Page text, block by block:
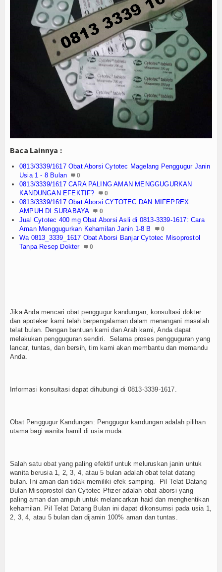
Baca Lainnya :
0813/3339/1617 Obat Aborsi Cytotec Magelang Penggugur Janin
Usia 1 - 8 Bulan
0
0813/3339/1617 CARA PALING AMAN MENGGUGURKAN
KANDUNGAN EFEKTIF?
0
0813/3339/1617 Obat Aborsi CYTOTEC DAN MIFEPREX
AMPUH DI SURABAYA
0
Jual Cytotec 400 mg Obat Aborsi Asli di 0813-3339-1617: Cara
Aman Menggugurkan Kehamilan Janin 1-8 B
0
Wa 0813_3339_1617 Obat Aborsi Banjar Cytotec Misoprostol
Tanpa Resep Dokter
0
Jika Anda mencari obat penggugur kandungan, konsultasi dokter
dan apoteker kami telah berpengalaman dalam menangani masalah
telat bulan. Dengan bantuan kami dan Arah kami, Anda dapat
melakukan pengguguran sendiri. Selama proses pengguguran yang
lancar, tuntas, dan bersih, tim kami akan membantu dan memandu
Anda.
Informasi konsultasi dapat dihubungi di 0813-3339-1617.
Obat Penggugur Kandungan: Penggugur kandungan adalah pilihan
utama bagi wanita hamil di usia muda.
Salah satu obat yang paling efektif untuk meluruskan janin untuk
wanita berusia 1, 2, 3, 4, atau 5 bulan adalah obat telat datang
bulan. Ini aman dan tidak memiliki efek samping. Pil Telat Datang
Bulan Misoprostol dan Cytotec Pfizer adalah obat aborsi yang
paling aman dan ampuh untuk melancarkan haid dan menghentikan
kehamilan. Pil Telat Datang Bulan ini dapat dikonsumsi pada usia 1,
2, 3, 4, atau 5 bulan dan dijamin 100% aman dan tuntas.